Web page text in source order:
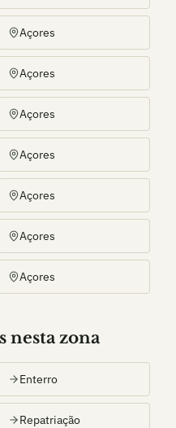
Açores
Açores
Açores
Açores
Açores
Açores
Açores
nesta zona
Enterro
Repatriação